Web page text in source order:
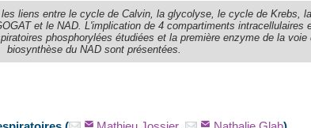
liens entre le cycle de Calvin, la glycolyse, le cycle de Krebs,
et le NAD. L'implication de 4 compartiments intracellulaires
phosphorylées étudiées et la première enzyme de la voie
biosynthèse du NAD sont présentées.